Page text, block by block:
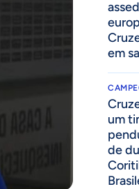
em
um
de